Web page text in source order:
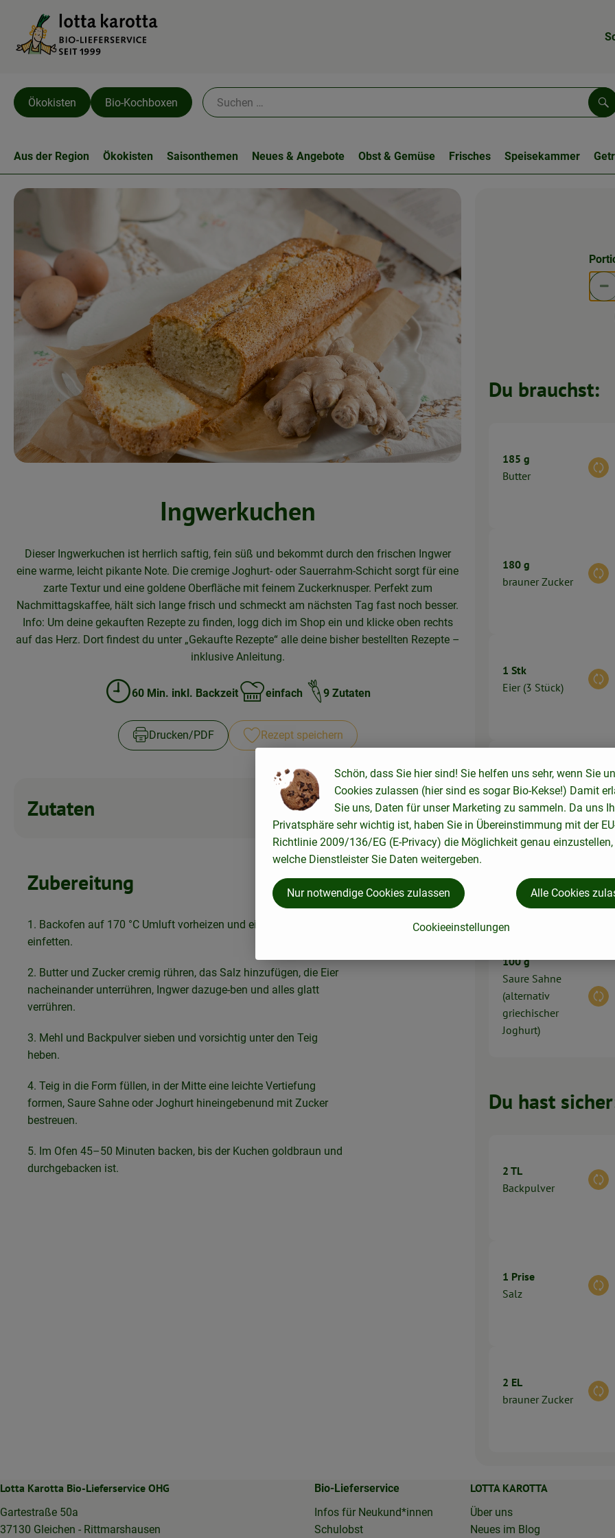
Ökokisten Bio-Kochboxen
Aus der Region Ökokisten Saisonthemen Neues & Angebote Obst & Gemüse Frisches Speisekammer
Ingwerkuchen
Dieser Ingwerkuchen ist herrlich saftig, fein süß und bekommt durch den frischen Ingwer
eine warme, leicht pikante Note. Die cremige Joghurt- oder Sauerrahm-Schicht sorgt für eine
zarte Textur und eine goldene Oberfläche mit feinem Zuckerknusper. Perfekt zum
Nachmittagskaffee, hält sich lange frisch und schmeckt am nächsten Tag fast noch besser.
Info: Um deine gekauften Rezepte zu finden, logg dich im Shop ein und klicke oben rechts
auf das Herz. Dort findest du unter „Gekaufte Rezepte“ alle deine bisher bestellten Rezepte –
inklusive Anleitung.
Zubreitungszeit:
60 Min. inkl. Backzeit
Schwierigkeit:
einfach 9 Zutaten
Drucken​/​PDF Rezept speichern
Zutaten
Zubereitung
1. Backofen auf 170 °C Umluft vorheizen und eine Kastenform
einfetten.
2. Butter und Zucker cremig rühren, das Salz hinzufügen, die Eier
nacheinander unterrühren, Ingwer dazuge-ben und alles glatt
verrühren.
3. Mehl und Backpulver sieben und vorsichtig unter den Teig
heben.
4. Teig in die Form füllen, in der Mitte eine leichte Vertiefung
formen, Saure Sahne oder Joghurt hineingebenund mit Zucker
bestreuen.
5. Im Ofen 45–50 Minuten backen, bis der Kuchen goldbraun und
durchgebacken ist.
Du brauchst:
185 g
Butter
180 g
brauner Zucker
1 Stk
Eier (3 Stück)
20 g
Ingwer
200 g
Mehl
100 g
Saure Sahne
(alternativ
griechischer
Joghurt)
Du hast
2 TL
Backpulver
1 Prise
Salz
2 EL
brauner Zucker
Lotta Karotta Bio-Lieferservice OHG
Gartestraße 50a
37130 Gleichen - Rittmarshausen
Bio-Lieferservice
Infos für Neukund*innen
Schulobst
LOTTA KAROTTA
Über uns
Neues im Blog
Schön, dass Sie hier sind! Sie helfen uns sehr, wenn Sie
Cookies zulassen (hier sind es sogar Bio-Kekse!) Damit
Sie uns, Daten für unser Marketing zu sammeln. Da uns
Privatsphäre sehr wichtig ist, haben Sie in Übereinstimmung mit der
Richtlinie 2009/136/EG (E-Privacy) die Möglichkeit genau einzustellen,
welche Dienstleister Sie Daten weitergeben.
Cookieeinstellungen
Nur notwendige Cookies zulassen Alle Cookies